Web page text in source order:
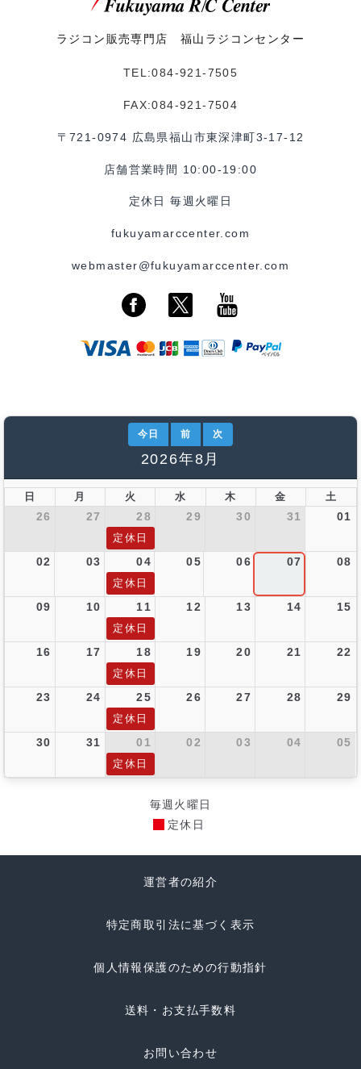
ラジコン販売専門店 福山ラジコンセンター
TEL:084-921-7505
FAX:084-921-7504
〒721-0974 広島県福山市東深津町3-17-12
店舗営業時間 10:00-19:00
定休日 毎週火曜日
fukuyamarccenter.com
webmaster@fukuyamarccenter.com
今日 前 次
2026年8月
日 月 火 水 木 金 土
26 27 28 29 30 31 01
定休日
02 03 04 05 06 07 08
定休日
09 10 11 12 13 14 15
定休日
16 17 18 19 20 21 22
定休日
23 24 25 26 27 28 29
定休日
30 31 01 02 03 04 05
定休日
毎週火曜日
定休日
運営者の紹介
特定商取引法に基づく表示
個人情報保護のための行動指針
送料・お支払手数料
お問い合わせ